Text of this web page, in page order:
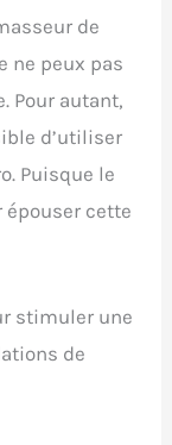
de
ne peux pas
Pour autant,
d’utiliser
Puisque le
épouser cette
stimuler une
de